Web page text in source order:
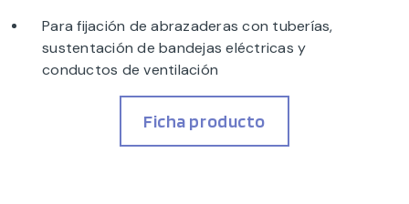
Para fijación de abrazaderas con tuberías,
sustentación de bandejas eléctricas y
conductos de ventilación
Ficha producto